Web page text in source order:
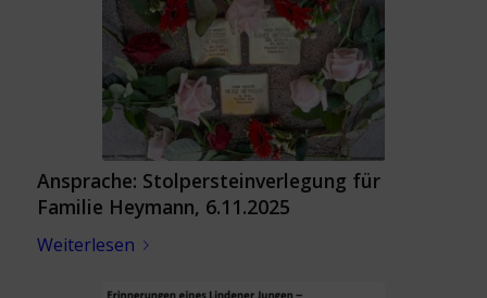
Ansprache: Stolpersteinverlegung für
Familie Heymann, 6.11.2025
Weiterlesen